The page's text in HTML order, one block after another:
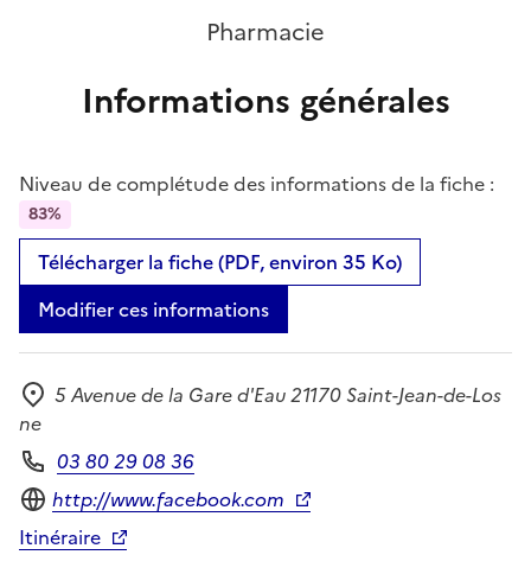
Pharmacie
Informations générales
Niveau de complétude des informations de la fiche :
83%
Télécharger la fiche (PDF, environ 35 Ko)
Modifier ces informations
Adresse
5 Avenue de la Gare d'Eau 21170 Saint-Jean-de-Los
ne
Téléphone
03 80 29 08 36
Site internet
http://www.facebook.com
Itinéraire